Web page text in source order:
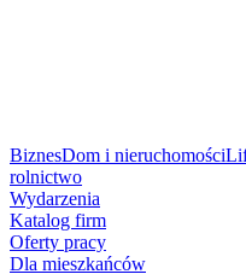
BiznesDom i nieruchomości
rolnictwo
Wydarzenia
Katalog firm
Oferty pracy
Dla mieszkańców